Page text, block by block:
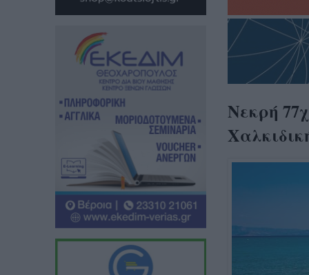
Νεκρή